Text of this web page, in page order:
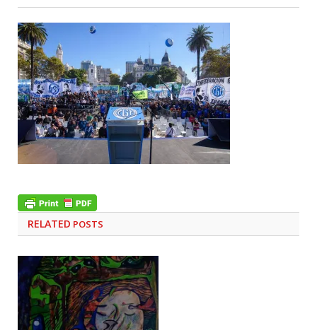
RELATED POSTS